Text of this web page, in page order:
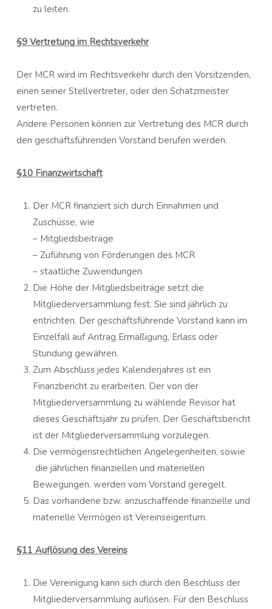
zu leiten.
§9 Vertretung im Rechtsverkehr
Der MCR wird im Rechtsverkehr durch den Vorsitzenden,
einen seiner Stellvertreter, oder den Schatzmeister
vertreten.
Andere Personen können zur Vertretung des MCR durch
den geschäftsführenden Vorstand berufen werden.
§10 Finanzwirtschaft
Der MCR finanziert sich durch Einnahmen und
Zuschüsse, wie
– Mitgliedsbeiträge
– Zuführung von Förderungen des MCR
– staatliche Zuwendungen
Die Höhe der Mitgliedsbeiträge setzt die
Mitgliederversammlung fest. Sie sind jährlich zu
entrichten. Der geschäftsführende Vorstand kann im
Einzelfall auf Antrag Ermäßigung, Erlass oder
Stundung gewähren.
Zum Abschluss jedes Kalenderjahres ist ein
Finanzbericht zu erarbeiten. Der von der
Mitgliederversammlung zu wählende Revisor hat
dieses Geschäftsjahr zu prüfen. Der Geschäftsbericht
ist der Mitgliederversammlung vorzulegen.
Die vermögensrechtlichen Angelegenheiten, sowie
die jährlichen finanziellen und materiellen
Bewegungen, werden vom Vorstand geregelt.
Das vorhandene bzw. anzuschaffende finanzielle und
materielle Vermögen ist Vereinseigentum.
§11 Auflösung des Vereins
Die Vereinigung kann sich durch den Beschluss der
Mitgliederversammlung auflösen. Für den Beschluss